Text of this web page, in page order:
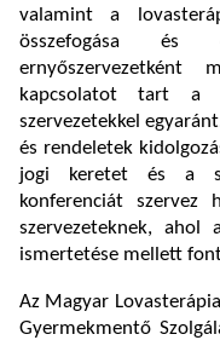
valamint a
összefogása és
ernyőszervezetként
kapcsolatot tart a
szervezetekkel
és rendeletek
jogi keretet és a
konferenciát szervez
szervezeteknek, ahol
ismertetése mellett
Az Magyar
Gyermekmentő